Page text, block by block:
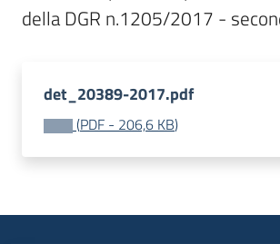
Programmi
Progetti
sociale
det_20389-2017.pdf
(PDF - 206,6 KB)